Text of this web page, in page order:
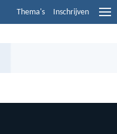
Thema's Inschrijven